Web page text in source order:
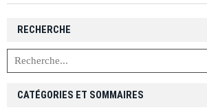
RECHERCHE
CATÉGORIES ET SOMMAIRES